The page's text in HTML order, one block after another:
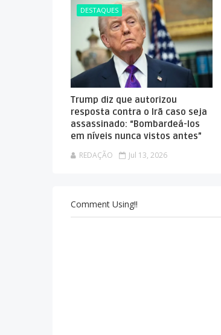
DESTAQUES
Trump diz que autorizou
resposta contra o Irã caso seja
assassinado: “Bombardeá-los
em níveis nunca vistos antes”
REDAÇÃO Jul 13, 2026
Comment Using!!